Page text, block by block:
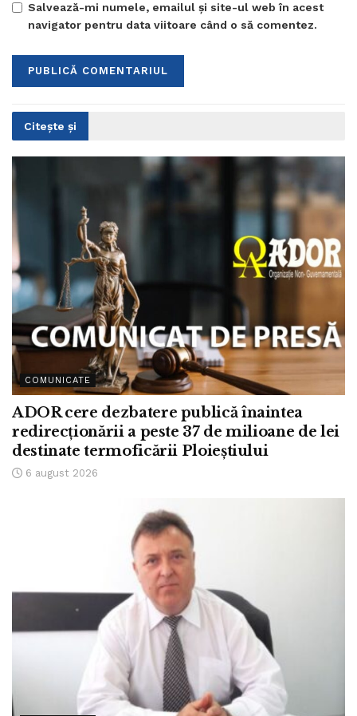
Salvează-mi numele, emailul și site-ul web în acest
navigator pentru data viitoare când o să comentez.
Citește și
COMUNICATE
ADOR cere dezbatere publică înaintea
redirecționării a peste 37 de milioane de lei
destinate termoficării Ploieștiului
6 august 2026